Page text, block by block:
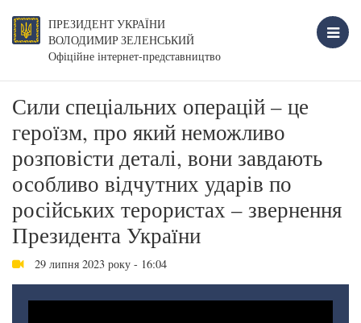
ПРЕЗИДЕНТ УКРАЇНИ
ВОЛОДИМИР ЗЕЛЕНСЬКИЙ
Офіційне інтернет-представництво
Сили спеціальних операцій – це
героїзм, про який неможливо
розповісти деталі, вони завдають
особливо відчутних ударів по
російських терористах – звернення
Президента України
29 липня 2023 року - 16:04